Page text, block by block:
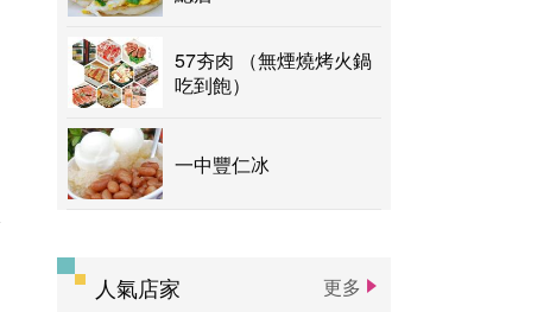
57夯肉 （無煙燒烤火鍋
吃到飽）
一中豐仁冰
人氣店家 更多